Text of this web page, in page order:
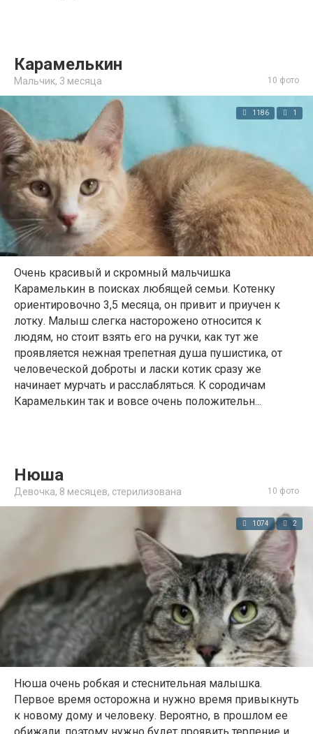
Карамелькин
Мальчик, 3 месяца 10 фото
1186 1
Очень красивый и скромный мальчишка
Карамелькин в поисках любящей семьи. Котенку
ориентировочно 3,5 месяца, он привит и приучен к
лотку. Малыш слегка насторожено относится к
людям, но стоит взять его на ручки, как тут же
проявляется нежная трепетная душа пушистика, от
человеческой доброты и ласки котик сразу же
начинает мурчать и расслабляться. К сородичам
Карамелькин так и вовсе очень положительн...
Нюша
Девочка, 8 месяцев, стерилизована 10 фото
1074 2
Нюша очень робкая и стеснительная малышка.
Первое время осторожна и нужно время привыкнуть
к новому дому и человеку. Вероятно, в прошлом ее
обижали, поэтому нужно будет проявить терпение и